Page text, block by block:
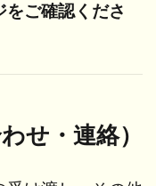
ご確認くださ
せ・連絡）